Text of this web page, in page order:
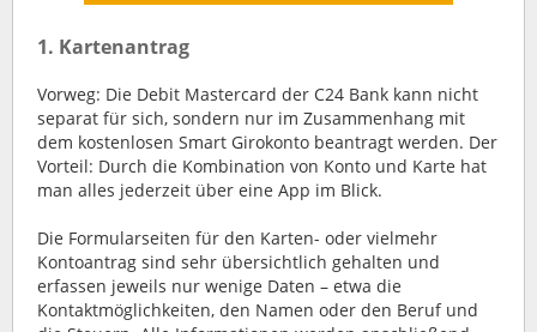
1. Kartenantrag
Vorweg: Die Debit Mastercard der C24 Bank kann nicht
separat für sich, sondern nur im Zusammenhang mit
dem kostenlosen Smart Girokonto beantragt werden. Der
Vorteil: Durch die Kombination von Konto und Karte hat
man alles jederzeit über eine App im Blick.
Die Formularseiten für den Karten- oder vielmehr
Kontoantrag sind sehr übersichtlich gehalten und
erfassen jeweils nur wenige Daten – etwa die
Kontaktmöglichkeiten, den Namen oder den Beruf und